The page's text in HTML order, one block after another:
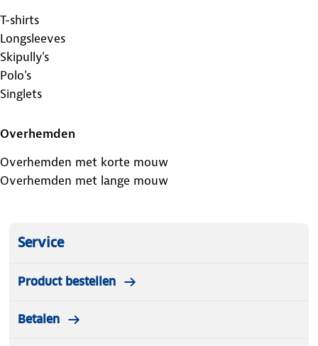
T-shirts
Longsleeves
Skipully's
Polo's
Singlets
Overhemden
Overhemden met korte mouw
Overhemden met lange mouw
Service
Product bestellen
Betalen